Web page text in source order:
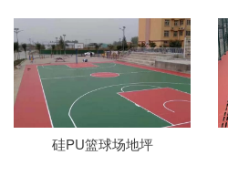
硅PU篮球场地坪